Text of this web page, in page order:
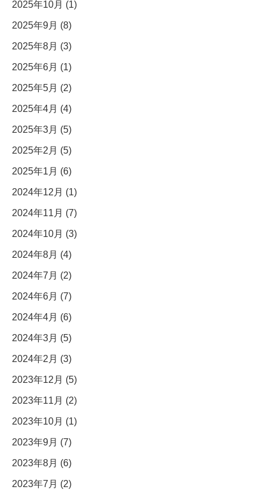
2025年10月 (1)
2025年9月 (8)
2025年8月 (3)
2025年6月 (1)
2025年5月 (2)
2025年4月 (4)
2025年3月 (5)
2025年2月 (5)
2025年1月 (6)
2024年12月 (1)
2024年11月 (7)
2024年10月 (3)
2024年8月 (4)
2024年7月 (2)
2024年6月 (7)
2024年4月 (6)
2024年3月 (5)
2024年2月 (3)
2023年12月 (5)
2023年11月 (2)
2023年10月 (1)
2023年9月 (7)
2023年8月 (6)
2023年7月 (2)